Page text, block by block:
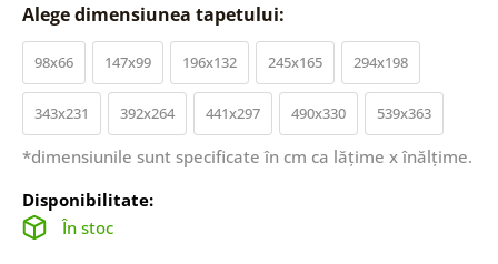
Alege dimensiunea tapetului:
98x66 147x99 196x132 245x165 294x198
343x231 392x264 441x297 490x330 539x363
*dimensiunile sunt specificate în cm ca lățime x înălțime.
Disponibilitate:
În stoc